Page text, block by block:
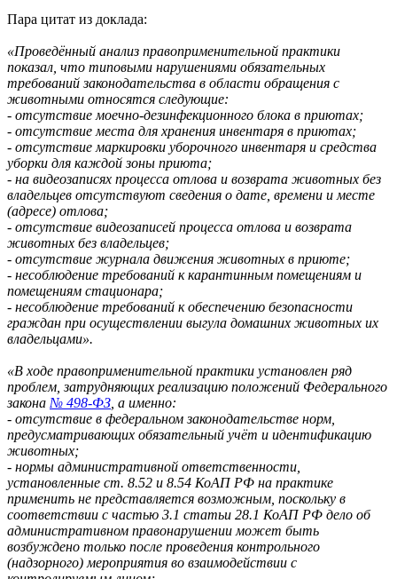
Пара цитат из доклада:
«Проведённый анализ правоприменительной практики
показал, что типовыми нарушениями обязательных
требований законодательства в области обращения с
животными относятся следующие:
- отсутствие моечно-дезинфекционного блока в приютах;
- отсутствие места для хранения инвентаря в приютах;
- отсутствие маркировки уборочного инвентаря и средства
уборки для каждой зоны приюта;
- на видеозаписях процесса отлова и возврата животных без
владельцев отсутствуют сведения о дате, времени и месте
(адресе) отлова;
- отсутствие видеозаписей процесса отлова и возврата
животных без владельцев;
- отсутствие журнала движения животных в приюте;
- несоблюдение требований к карантинным помещениям и
помещениям стационара;
- несоблюдение требований к обеспечению безопасности
граждан при осуществлении выгула домашних животных их
владельцами».
«В ходе правоприменительной практики установлен ряд
проблем, затрудняющих реализацию положений Федерального
закона № 498-ФЗ , а именно:
- отсутствие в федеральном законодательстве норм,
предусматривающих обязательный учёт и идентификацию
животных;
- нормы административной ответственности,
установленные ст. 8.52 и 8.54 КоАП РФ на практике
применить не представляется возможным, поскольку в
соответствии с частью 3.1 статьи 28.1 КоАП РФ дело об
административном правонарушении может быть
возбуждено только после проведения контрольного
(надзорного) мероприятия во взаимодействии с